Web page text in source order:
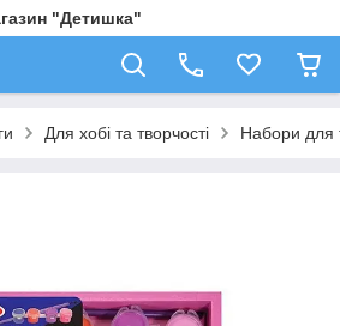
"Детишка"
Для хобі та творчості Набори для